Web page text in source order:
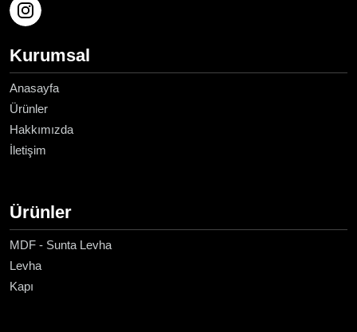
Kurumsal
Anasayfa
Ürünler
Hakkımızda
İletişim
Ürünler
MDF - Sunta Levha
Levha
Kapı